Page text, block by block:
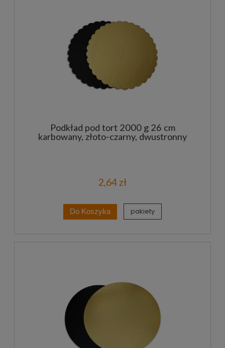
Podkład pod tort 2000 g 26 cm
karbowany, złoto-czarny, dwustronny
2,64 zł
Do Koszyka pakiety